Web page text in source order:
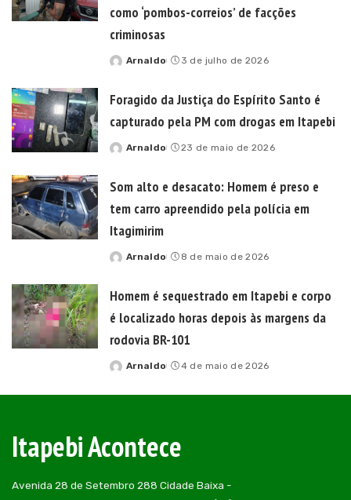
como ‘pombos-correios’ de facções
criminosas
Posted
Arnaldo 3 de julho de 2026
Foragido da Justiça do Espírito Santo é
capturado pela PM com drogas em Itapebi
Posted
Arnaldo 23 de maio de 2026
Som alto e desacato: Homem é preso e
tem carro apreendido pela polícia em
Itagimirim
Posted
Arnaldo 8 de maio de 2026
Homem é sequestrado em Itapebi e corpo
é localizado horas depois às margens da
rodovia BR-101
Posted
Arnaldo 4 de maio de 2026
Itapebi Acontece
Avenida 28 de Setembro 288 Cidade Baixa -